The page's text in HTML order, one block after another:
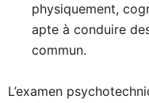
physiquement,
apte à conduire
commun.
L’examen